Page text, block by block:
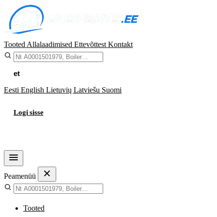
Tooted Allalaadimised Ettevõttest Kontakt
et
Eesti English Lietuvių Latviešu Suomi
Logi sisse
Peamenüü
Tooted